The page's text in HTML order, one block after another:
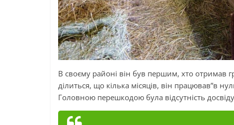
В своєму районі він був першим, хто отримав
ділиться, що кілька місяців, він працював”в
Головною перешкодою була відсутність